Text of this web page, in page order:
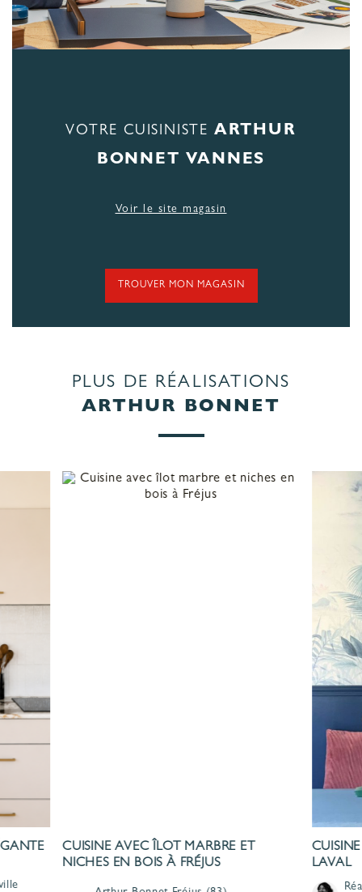
VOTRE CUISINISTE ARTHUR
BONNET VANNES
Voir le site magasin
TROUVER MON MAGASIN
PLUS DE RÉALISATIONS
ARTHUR BONNET
CUISINE AVEC ÎLOT MARBRE ET
NICHES EN BOIS À FRÉJUS
LAVAL